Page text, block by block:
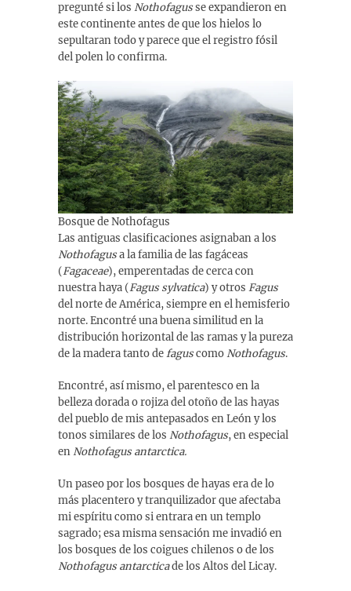
pregunté si los Nothofagusse expandieron en
este continente antes de que los hielos lo
sepultaran todo y parece que el registro fósil
del polen lo confirma.
Bosque de Nothofagus
Las antiguas clasificaciones asignaban a los
Nothofagusa la familia de las fagáceas
(Fagaceae), emperentadas de cerca con
nuestra haya (Fagus sylvatica) y otros Fagus
del norte de América, siempre en el hemisferio
norte. Encontré una buena similitud en la
distribución horizontal de las ramas y la pureza
de la madera tanto defaguscomoNothofagus.
Encontré, así mismo, el parentesco en la
belleza dorada o rojiza del otoño de las hayas
del pueblo de mis antepasados en León y los
tonos similares de los Nothofagus, en especial
enNothofagus antarctica.
Un paseo por los bosques de hayas era de lo
más placentero y tranquilizador que afectaba
mi espíritu como si entrara en un templo
sagrado; esa misma sensación me invadió en
los bosques de los coigues chilenos o de los
Nothofagus antarcticade los Altos del Licay.